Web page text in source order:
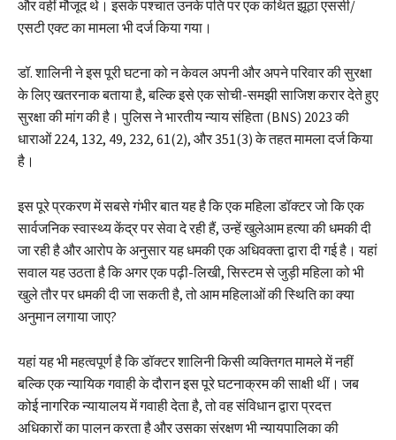
और वहीं मौजूद थे। इसके पश्चात उनके पति पर एक कथित झूठा एससी/
एसटी एक्ट का मामला भी दर्ज किया गया।
डॉ. शालिनी ने इस पूरी घटना को न केवल अपनी और अपने परिवार की सुरक्षा
के लिए खतरनाक बताया है, बल्कि इसे एक सोची-समझी साजिश करार देते हुए
सुरक्षा की मांग की है। पुलिस ने भारतीय न्याय संहिता (BNS) 2023 की
धाराओं 224, 132, 49, 232, 61(2), और 351(3) के तहत मामला दर्ज किया
है।
इस पूरे प्रकरण में सबसे गंभीर बात यह है कि एक महिला डॉक्टर जो कि एक
सार्वजनिक स्वास्थ्य केंद्र पर सेवा दे रही हैं, उन्हें खुलेआम हत्या की धमकी दी
जा रही है और आरोप के अनुसार यह धमकी एक अधिवक्ता द्वारा दी गई है। यहां
सवाल यह उठता है कि अगर एक पढ़ी-लिखी, सिस्टम से जुड़ी महिला को भी
खुले तौर पर धमकी दी जा सकती है, तो आम महिलाओं की स्थिति का क्या
अनुमान लगाया जाए?
यहां यह भी महत्वपूर्ण है कि डॉक्टर शालिनी किसी व्यक्तिगत मामले में नहीं
बल्कि एक न्यायिक गवाही के दौरान इस पूरे घटनाक्रम की साक्षी थीं। जब
कोई नागरिक न्यायालय में गवाही देता है, तो वह संविधान द्वारा प्रदत्त
अधिकारों का पालन करता है और उसका संरक्षण भी न्यायपालिका की